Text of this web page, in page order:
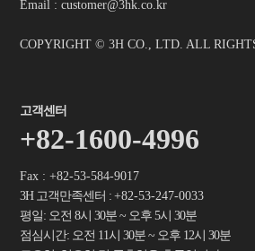
Email : customer@3hk.co.kr
COPYRIGHT © 3H CO., LTD. ALL
고객센터
+82-1600-4996
Fax : +82-53-584-9017
3H 고객만족센터 :+82-53-247-0033
평일: 오전 8시 30분 ~ 오후 5시 30분
점심시간: 오전 11시 30분 ~ 오후 12시 30분